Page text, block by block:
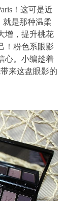
！这可是近
就是那种温柔
增，提升桃花
！粉色系眼影
心。小编趁着
来这盘眼影的